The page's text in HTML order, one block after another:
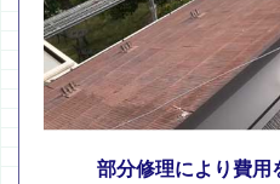
部分修理により費